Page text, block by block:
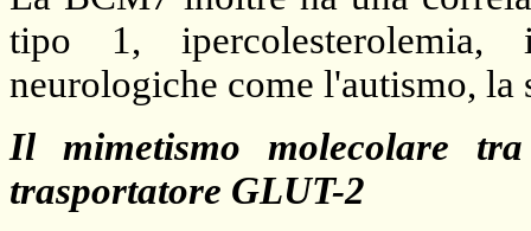
tipo 1, ipercolesterolemia,
neurologiche come l'autismo,
Il mimetismo molecolare
trasportatore GLUT-2